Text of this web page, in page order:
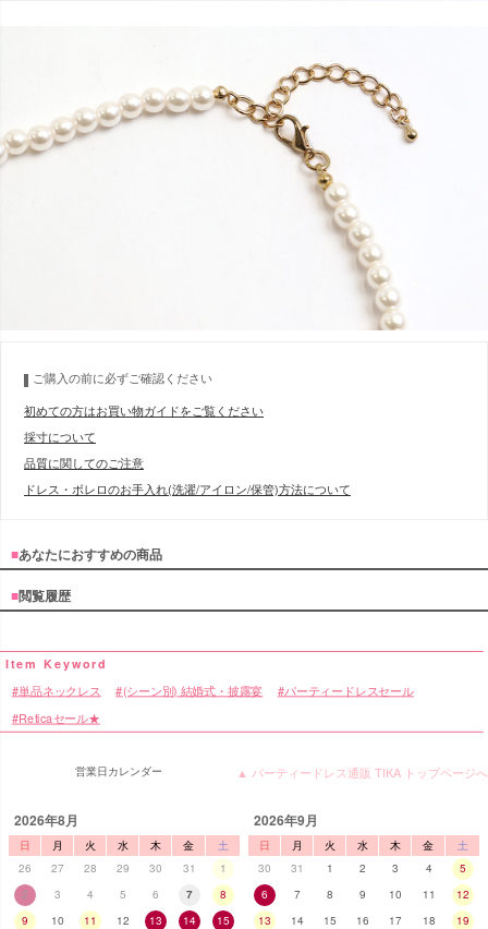
ご購入の前に必ずご確認ください
初めての方はお買い物ガイドをご覧ください
採寸について
品質に関してのご注意
ドレス・ボレロのお手入れ(洗濯/アイロン/保管)方法について
■あなたにおすすめの商品
■閲覧履歴
単品ネックレス (シーン別) 結婚式・披露宴 パーティードレスセール
Reticaセール★
▲ パーティードレス通販 TIKA トップページへ
営業日カレンダー
2026年8月
日 月 火 水 木 金
土
26
27 28 29 30 31
1
2
3 4 5 6 7
8
9
10 11 12 13 14
15
2026年9月
日 月 火 水 木 金
土
30
31 1 2 3 4
5
6
7 8 9 10 11
12
13
14 15 16 17 18
19